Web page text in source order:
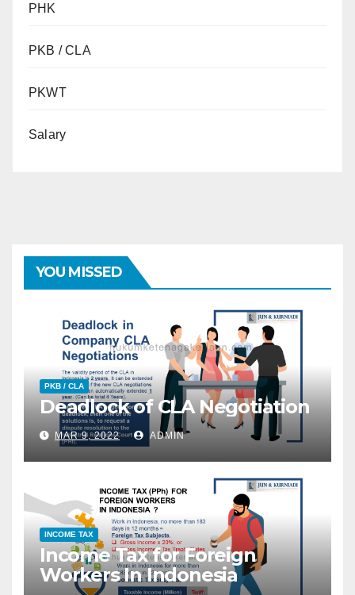
PHK
PKB / CLA
PKWT
Salary
YOU MISSED
PKB / CLA
Deadlock of CLA Negotiation
MAR 9, 2022 ADMIN
INCOME TAX
Income Tax for Foreign
Workers In Indonesia